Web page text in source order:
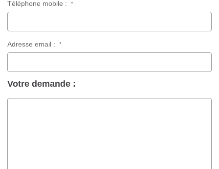
Téléphone mobile : *
Adresse email : *
Votre demande :